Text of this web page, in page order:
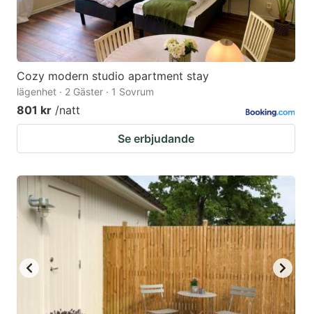
Cozy modern studio apartment stay
lägenhet · 2 Gäster · 1 Sovrum
801 kr /natt
Se erbjudande